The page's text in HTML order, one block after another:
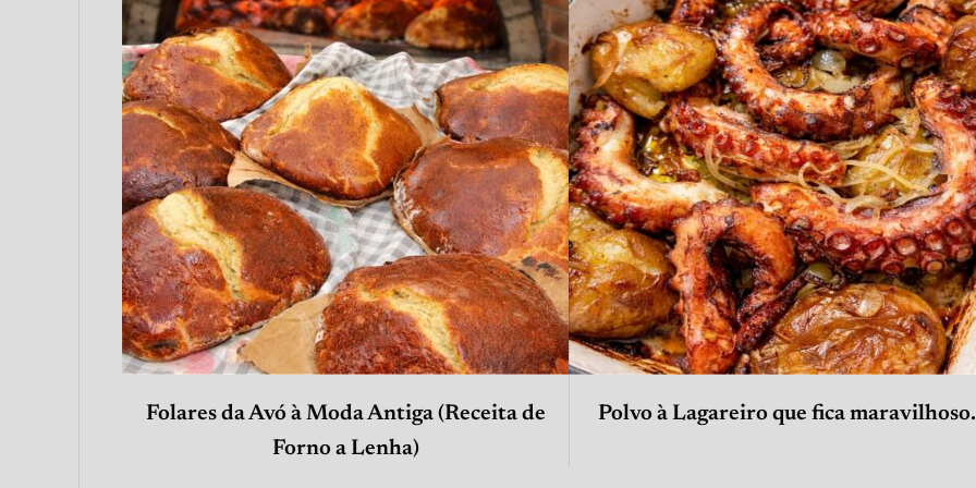
Folares da Avó à Moda Antiga (Receita de
Forno a Lenha)
Polvo à Lagareiro que fica